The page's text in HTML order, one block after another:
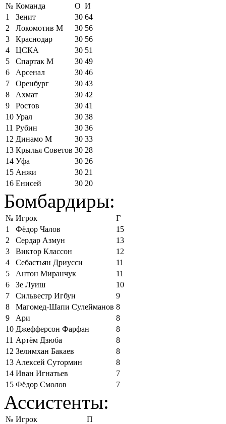
№ Команда О И
1
Зенит 30 64
2
Локомотив М 30 56
3
Краснодар 30 56
4
ЦСКА 30 51
5
Спартак М 30 49
6
Арсенал 30 46
7
Оренбург 30 43
8
Ахмат 30 42
9
Ростов 30 41
10 Урал 30 38
11 Рубин 30 36
12 Динамо М 30 33
13 Крылья Советов 30 28
14 Уфа 30 26
15 Анжи 30 21
16 Енисей 30 20
Бомбардиры:
№ Игрок
Г
1
Фёдор Чалов
15
2
Сердар Азмун
13
3
Виктор Классон
12
4
Себастьян Дриусси
11
5
Антон Миранчук
11
6
Зе Луиш
10
7
Сильвестр Игбун
9
8
Магомед-Шапи Сулейманов 8
9
Ари
8
10 Джефферсон Фарфан
8
11 Артём Дзюба
8
12 Зелимхан Бакаев
8
13 Алексей Сутормин
8
14 Иван Игнатьев
7
15 Фёдор Смолов 7
Ассистенты:
№ Игрок
П